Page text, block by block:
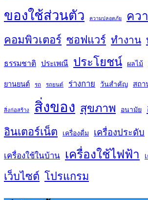
ของใช้ส่วนตัว ความปลอดภัย คว
คอมพิวเตอร์ ซอฟแวร์ ทำงาน
ธรรมชาติ ประเพณี ประโยชน์ ผลไม้
ยานยนต์ รถ รถยนต์ ร่างกาย วันสำคัญ สถ
สิ่งก่อสร้าง สิ่งของ สุขภาพ อนามัย
อินเตอร์เน็ต เครื่องดื่ม เครื่องประดับ
เครื่องใช้ในบ้าน เครื่องใช้ไฟฟ้า
เว็บไซต์ โปรแกรม